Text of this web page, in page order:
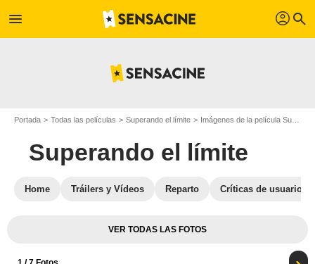
menu profil search
Portada Todas las películas Superando el límite Imágenes de la película Superando el límite
Superando el límite
Home Tráilers y Vídeos Reparto Críticas de usuarios
VER TODAS LAS FOTOS